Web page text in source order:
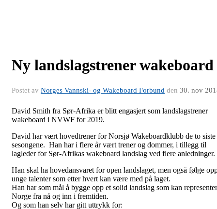
Ny landslagstrener wakeboard
Postet av Norges Vannski- og Wakeboard Forbund den 30. nov
David Smith fra Sør-Afrika er blitt engasjert som landslagstrener
wakeboard i NVWF for 2019.
David har vært hovedtrener for Norsjø Wakeboardklubb de to siste
sesongene. Han har i flere år vært trener og dommer, i tillegg til
lagleder for Sør-Afrikas wakeboard landslag ved flere anledninger.
Han skal ha hovedansvaret for open landslaget, men også følge
unge talenter som etter hvert kan være med på laget.
Han har som mål å bygge opp et solid landslag som kan
Norge fra nå og inn i fremtiden.
Og som han selv har gitt uttrykk for: